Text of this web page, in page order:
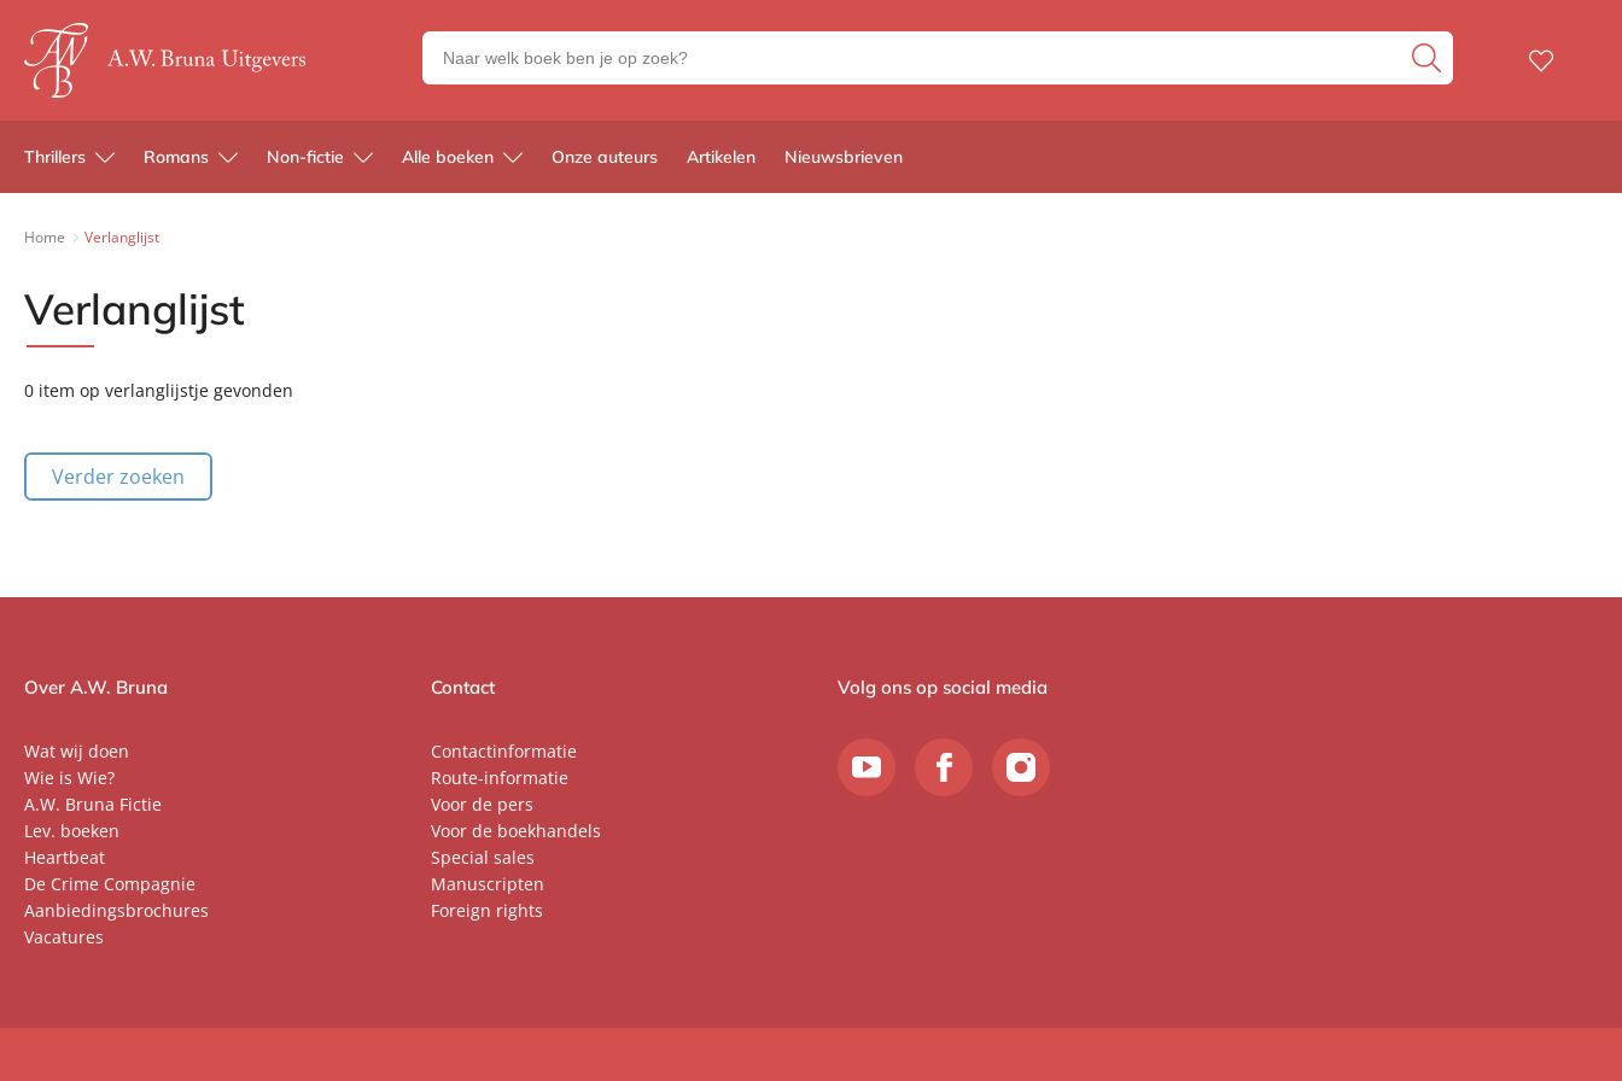
Zoeken
naar
en
uitgevers
Thrillers Romans Non-fictie Alle boeken Onze auteurs Artikelen Nieuwsbrieven
Home Verlanglijst
Verlanglijst
0 item op verlanglijstje gevonden
Verder zoeken
Over A.W. Bruna
Wat wij doen
Wie is Wie?
A.W. Bruna Fictie
Lev. boeken
Heartbeat
De Crime Compagnie
Aanbiedingsbrochures
Vacatures
Contact
Contactinformatie
Route-informatie
Voor de pers
Voor de boekhandels
Special sales
Manuscripten
Foreign rights
Volg ons op social media